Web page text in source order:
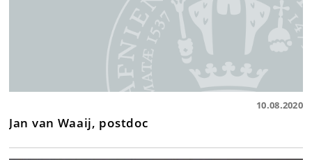
10.08.2020
Jan van Waaij, postdoc